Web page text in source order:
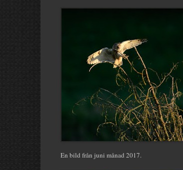
En bild från juni månad 2017.